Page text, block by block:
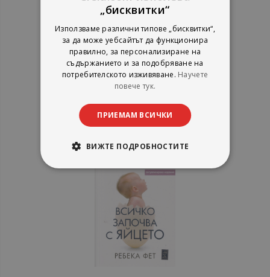
Лечебните гъби - най-новите
научни открития за
лекарствените свойства на
гъбите
Андреас Капъл, Филип Ребенсбург
Zамония
рейтинг:
12,78 €
25,00 лв.
„бисквитки“
Използваме различни типове „бисквитки“,
за да може уебсайтът да функционира
правилно, за персонализиране на
съдържанието и за подобряване на
потребителското изживяване. Научете
повече тук.
ПРИЕМАМ ВСИЧКИ
ВИЖТЕ ПОДРОБНОСТИТЕ